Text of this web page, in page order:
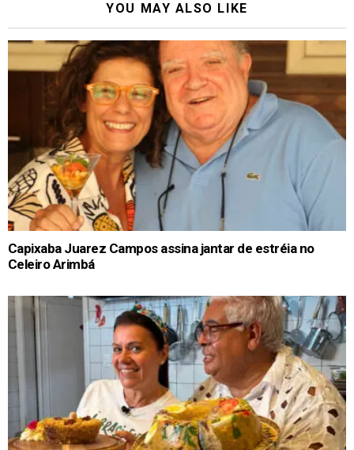
YOU MAY ALSO LIKE
Capixaba Juarez Campos assina jantar de estréia no
Celeiro Arimbá